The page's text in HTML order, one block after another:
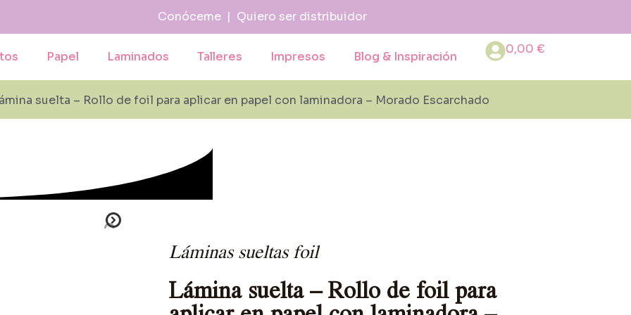
Conóceme | Quiero ser distribuidor
Papel Laminados Talleres Impresos Blog & Inspiración
0,00€
suelta – Rollo de foil para aplicar en papel con laminadora – Morado Escarchado
Láminas sueltas foil
Lámina suelta – Rollo de foil para